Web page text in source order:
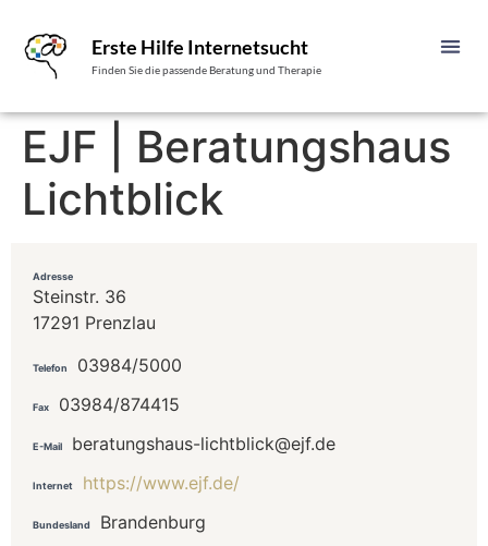
Erste Hilfe Internetsucht
Finden Sie die passende Beratung und Therapie
EJF | Beratungshaus
Lichtblick
Adresse
Steinstr. 36
17291 Prenzlau
Telefon 03984/5000
Fax 03984/874415
E-Mail beratungshaus-lichtblick@ejf.de
Internet https://www.ejf.de/
Bundesland Brandenburg